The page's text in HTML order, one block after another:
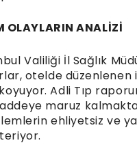
OLAYLARIN ANALİZİ
Valiliği İl Sağlık
otelde düzenlenen
koyuyor. Adli Tıp
maruz
ehliyetsiz ve